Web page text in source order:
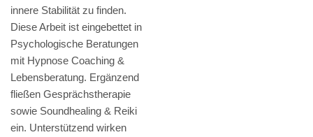
innere Stabilität zu finden.
Diese Arbeit ist eingebettet in
Psychologische Beratungen
mit Hypnose Coaching &
Lebensberatung. Ergänzend
fließen Gesprächstherapie
sowie Soundhealing & Reiki
ein. Unterstützend wirken